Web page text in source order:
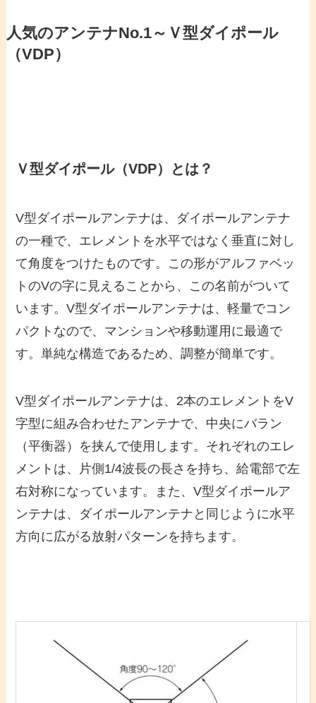
人気のアンテナNo.1～Ｖ型ダイポール
（VDP）
Ｖ型ダイポール（VDP）とは？
V型ダイポールアンテナは、ダイポールアンテナ
の一種で、エレメントを水平ではなく垂直に対し
て角度をつけたものです。この形がアルファベッ
トのVの字に見えることから、この名前がついて
います。V型ダイポールアンテナは、軽量でコン
パクトなので、マンションや移動運用に最適で
す。単純な構造であるため、調整が簡単です。
V型ダイポールアンテナは、2本のエレメントをV
字型に組み合わせたアンテナで、中央にバラン
（平衡器）を挟んで使用します。それぞれのエレ
メントは、片側1/4波長の長さを持ち、給電部で左
右対称になっています。また、V型ダイポールア
ンテナは、ダイポールアンテナと同じように水平
方向に広がる放射パターンを持ちます。